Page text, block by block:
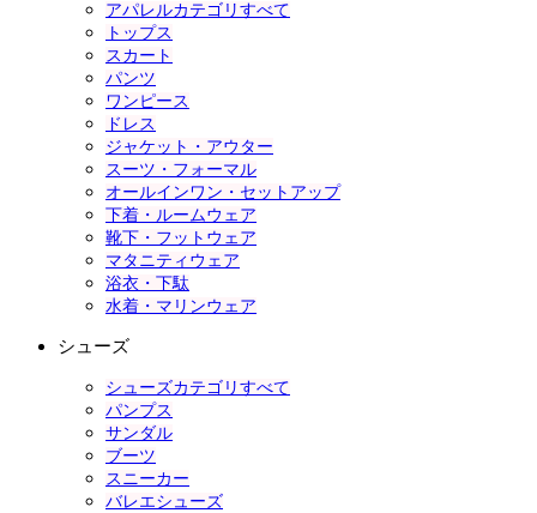
アパレルカテゴリすべて
トップス
スカート
パンツ
ワンピース
ドレス
ジャケット・アウター
スーツ・フォーマル
オールインワン・セットアップ
下着・ルームウェア
靴下・フットウェア
マタニティウェア
浴衣・下駄
水着・マリンウェア
シューズ
シューズカテゴリすべて
パンプス
サンダル
ブーツ
スニーカー
バレエシューズ